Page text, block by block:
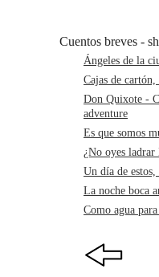
Cuentos breves -
Ángeles de la
Cajas de
Don Quixote -
adventure
Es que somos
¿No oyes
Un día de
La noche boca
Como agua